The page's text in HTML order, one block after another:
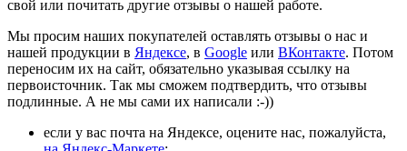
свой или почитать другие отзывы о нашей работе.
Мы просим наших покупателей оставлять отзывы о нас и
нашей продукции в Яндексе, в Google или ВКонтакте. Потом
переносим их на сайт, обязательно указывая ссылку на
первоисточник. Так мы сможем подтвердить, что отзывы
подлинные. А не мы сами их написали :-))
если у вас почта на Яндексе, оцените нас, пожалуйста,